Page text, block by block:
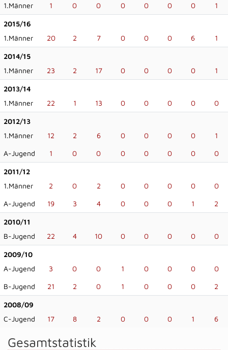
1.Männer
1 0 0 0 0 0 0 1
2015/16
1.Männer
20 2 7 0 0 0 6 1
2014/15
1.Männer
23 2 17 0 0 0 0 1
2013/14
1.Männer
22 1 13 0 0 0 0 0
2012/13
1.Männer
12 2 6 0 0 0 0 1
A-Jugend 1 0 0 0 0 0 0 0
2011/12
1.Männer
2 0 2 0 0 0 0 0
A-Jugend 19 3 4 0 0 0 1 2
2010/11
B-Jugend
22 4 10 0 0 0 0 0
2009/10
A-Jugend
3 0 0 1 0 0 0 0
B-Jugend 21 2 0 1 0 0 0 2
2008/09
C-Jugend
17 8 2 0 0 0 1 6
Gesamtstatistik